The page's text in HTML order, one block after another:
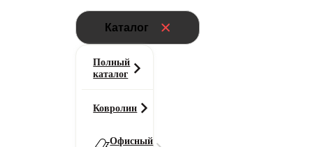
Каталог
Полный
каталог
Ковролин
Офисный